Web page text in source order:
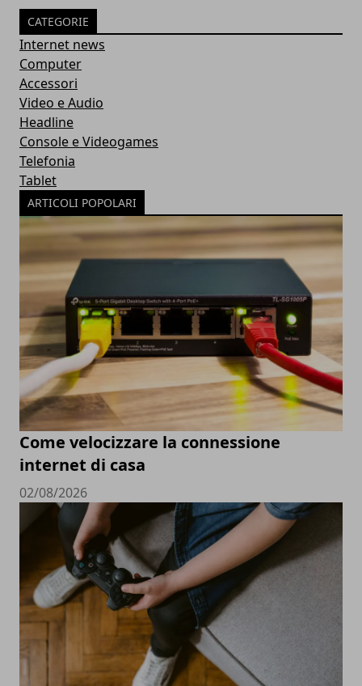
CATEGORIE
Internet news
Computer
Accessori
Video e Audio
Headline
Console e Videogames
Telefonia
Tablet
ARTICOLI POPOLARI
Come velocizzare la connessione
internet di casa
02/08/2026